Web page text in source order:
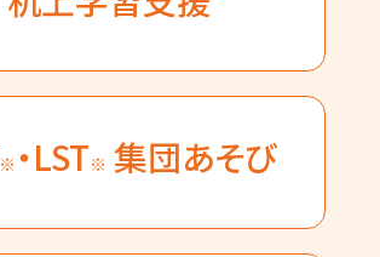
※ ・LST※ 集団あそび